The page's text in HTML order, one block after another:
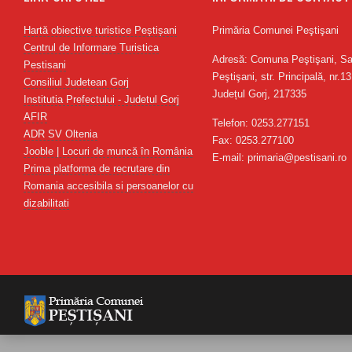
Hartă obiective turistice Peștișani
Centrul de Informare Turistica
Pestisani
Consiliul Judetean Gorj
Institutia Prefectului - Judetul Gorj
AFIR
ADR SV Oltenia
Jooble | Locuri de muncă în România
Prima platforma de recrutare din
Romania accesibila si persoanelor cu
dizabilitati
Primăria Comunei Peştişani
Adresă: Comuna Peştişani,
Peştişani, str. Principală,
Județul Gorj, 217335
Telefon: 0253.277151
Fax: 0253.277100
E-mail: primaria@pestisani.ro